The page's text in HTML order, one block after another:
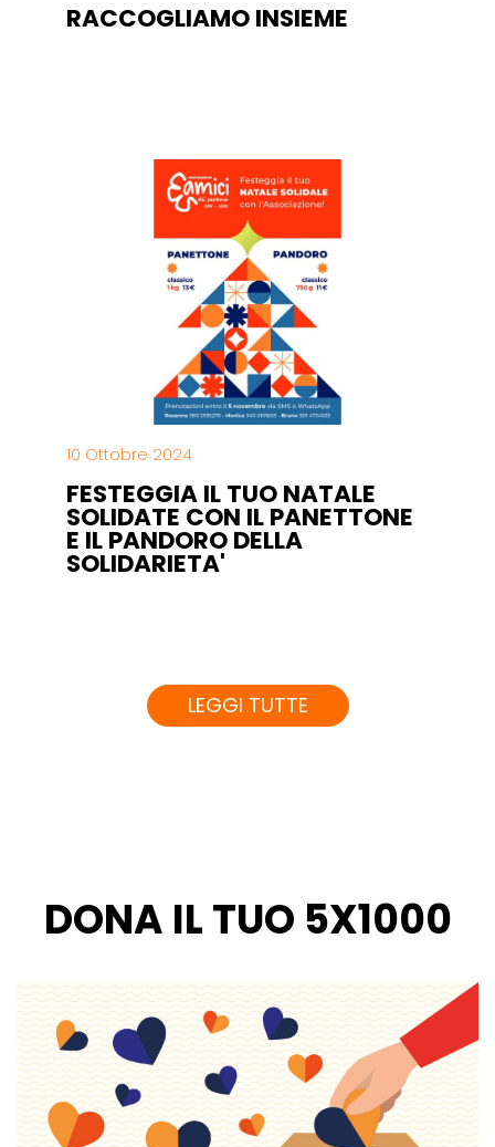
RACCOGLIAMO INSIEME
10 Ottobre 2024
FESTEGGIA IL TUO NATALE
SOLIDATE CON IL PANETTONE
E IL PANDORO DELLA
SOLIDARIETA'
LEGGI TUTTE
DONA IL TUO 5X1000